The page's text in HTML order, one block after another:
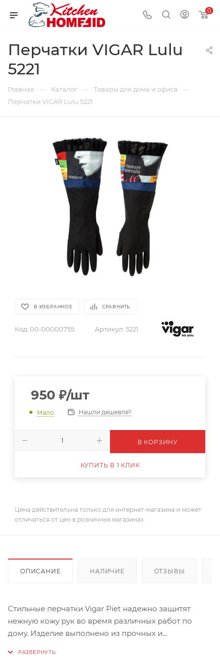
0
Перчатки VIGAR Lulu
5221
Главная — Каталог — Товары для дома и офиса —
Перчатки VIGAR Lulu 5221
В ИЗБРАННОЕ СРАВНИТЬ
Код: 00-00000755 Артикул: 5221
950 ₽/шт
Мало Нашли дешевле?
В КОРЗИНУ
КУПИТЬ В 1 КЛИК
Цена действительна только для интернет-магазина и может
отличаться от цен в розничных магазинах
ОПИСАНИЕ НАЛИЧИЕ ОТЗЫВЫ
Стильные перчатки Vigar Piet надежно защитят
нежную кожу рук во время различных работ по
дому. Изделие выполнено из прочных и